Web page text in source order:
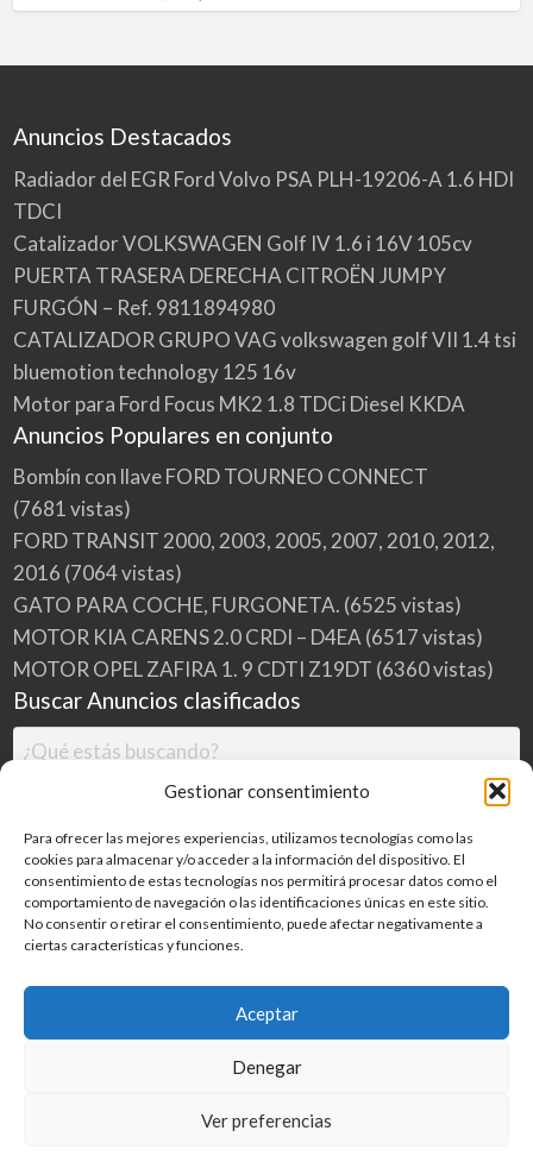
Gestionar consentimiento
Para ofrecer las mejores experiencias, utilizamos tecnologías como las
cookies para almacenar y/o acceder a la información del dispositivo. El
consentimiento de estas tecnologías nos permitirá procesar datos como el
comportamiento de navegación o las identificaciones únicas en este sitio.
No consentir o retirar el consentimiento, puede afectar negativamente a
ciertas características y funciones.
Aceptar
Denegar
Ver preferencias
Anuncios Destacados
Radiador del EGR Ford Volvo PSA PLH-19206-A 1.6 HDI
TDCI
Catalizador VOLKSWAGEN Golf IV 1.6 i 16V 105cv
PUERTA TRASERA DERECHA CITROËN JUMPY
FURGÓN – Ref. 9811894980
CATALIZADOR GRUPO VAG volkswagen golf VII 1.4 tsi
bluemotion technology 125 16v
Motor para Ford Focus MK2 1.8 TDCi Diesel KKDA
Anuncios Populares en conjunto
Bombín con llave FORD TOURNEO CONNECT
(7681 vistas)
FORD TRANSIT 2000, 2003, 2005, 2007, 2010, 2012,
2016 (7064 vistas)
GATO PARA COCHE, FURGONETA. (6525 vistas)
MOTOR KIA CARENS 2.0 CRDI – D4EA(6517 vistas)
MOTOR OPEL ZAFIRA 1. 9 CDTI Z19DT (6360 vistas)
Buscar Anuncios clasificados